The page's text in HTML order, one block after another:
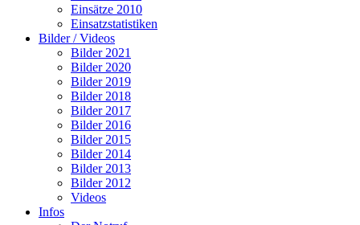
Einsätze 2010
Einsatzstatistiken
Bilder / Videos
Bilder 2021
Bilder 2020
Bilder 2019
Bilder 2018
Bilder 2017
Bilder 2016
Bilder 2015
Bilder 2014
Bilder 2013
Bilder 2012
Videos
Infos